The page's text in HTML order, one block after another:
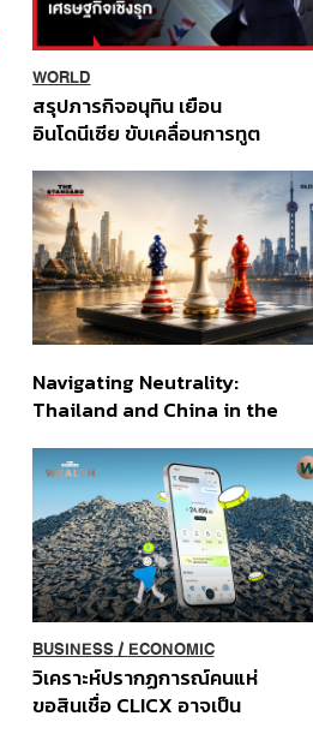
WORLD
สรุปภารกิจอนุทิน เยือน
อินโดนีเซีย ขับเคลื่อนการทูต
ส่วนยุทธศาสตร์ไทย –
อินโดนีเซีย
Navigating Neutrality:
Thailand and China in the
Order
BUSINESS/ ECONOMIC
วิเคราะห์ปรากฏการณ์คนแห่
ขอสินเชื่อ CLICX อาจเป็น